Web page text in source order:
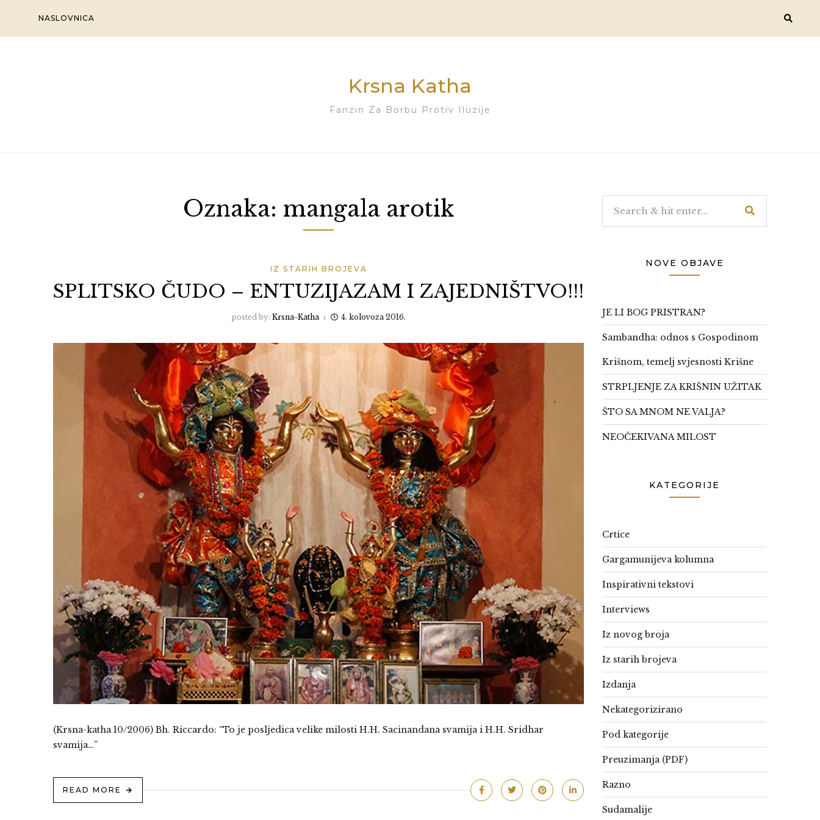
content
NASLOVNICA
Krsna Katha
Fanzin Za Borbu Protiv Iluzije
Oznaka: mangala arotik
IZ STARIH BROJEVA
SPLITSKO ČUDO – ENTUZIJAZAM I ZAJEDNIŠTVO!!!
posted by: Krsna-Katha 4. kolovoza 2016.
(Krsna-katha 10/2006) Bh. Riccardo: “To je posljedica velike milosti H.H. Sacinandana svamija i H.H. Sridhar
svamija…”
READ MORE
NOVE OBJAVE
JE LI BOG PRISTRAN?
Sambandha: odnos s Gospodinom
Krišnom, temelj svjesnosti Krišne
STRPLJENJE ZA KRIŠNIN UŽITAK
ŠTO SA MNOM NE VALJA?
NEOČEKIVANA MILOST
KATEGORIJE
Crtice
Gargamunijeva kolumna
Inspirativni tekstovi
Interviews
Iz novog broja
Iz starih brojeva
Izdanja
Nekategorizirano
Pod kategorije
Preuzimanja (PDF)
Razno
Sudamalije